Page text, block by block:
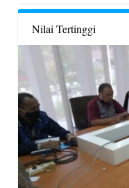
Nilai Tertinggi